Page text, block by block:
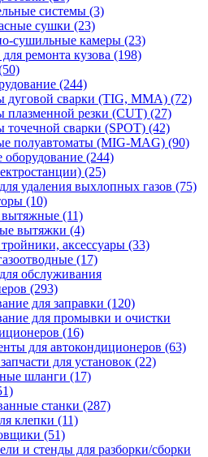
системы (3)
сушки (23)
сушильные камеры (23)
ремонта кузова (198)
(244)
дуговой сварки (TIG, MMA) (72)
плазменной резки (CUT) (27)
точечной сварки (SPOT) (42)
полуавтоматы (MIG-MAG) (90)
оборудование (244)
(25)
удаления выхлопных газов (75)
(10)
(11)
вытяжки (4)
аксессуары (33)
(17)
обслуживания
(293)
для заправки (120)
для промывки и очистки
(16)
для автокондиционеров (63)
для установок (22)
шланги (17)
станки (287)
клепки (11)
(51)
и стенды для разборки/сборки